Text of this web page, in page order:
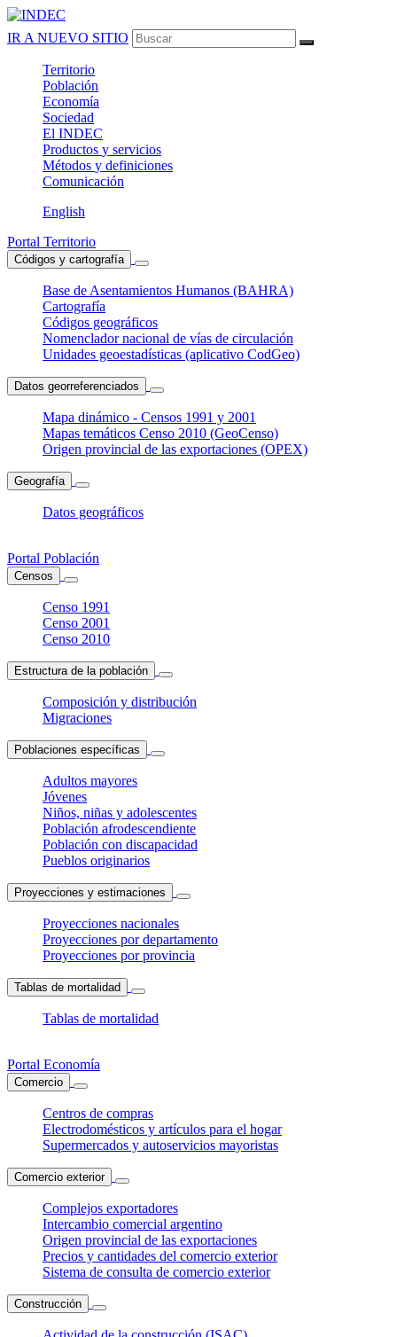
IR A NUEVO SITIO
Territorio
Población
Economía
Sociedad
El INDEC
Productos y servicios
Métodos y definiciones
Comunicación
English
Portal Territorio
Códigos y cartografía
Base de Asentamientos Humanos (BAHRA)
Cartografía
Códigos geográficos
Nomenclador nacional de vías de circulación
Unidades geoestadísticas (aplicativo CodGeo)
Datos georreferenciados
Mapa dinámico - Censos 1991 y 2001
Mapas temáticos Censo 2010 (GeoCenso)
Origen provincial de las exportaciones (OPEX)
Geografía
Datos geográficos
Portal Población
Censos
Censo 1991
Censo 2001
Censo 2010
Estructura de la población
Composición y distribución
Migraciones
Poblaciones específicas
Adultos mayores
Jóvenes
Niños, niñas y adolescentes
Población afrodescendiente
Población con discapacidad
Pueblos originarios
Proyecciones y estimaciones
Proyecciones nacionales
Proyecciones por departamento
Proyecciones por provincia
Tablas de mortalidad
Tablas de mortalidad
Portal Economía
Comercio
Centros de compras
Electrodomésticos y artículos para el hogar
Supermercados y autoservicios mayoristas
Comercio exterior
Complejos exportadores
Intercambio comercial argentino
Origen provincial de las exportaciones
Precios y cantidades del comercio exterior
Sistema de consulta de comercio exterior
Construcción